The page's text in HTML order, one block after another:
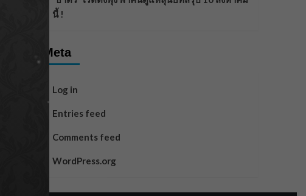
นี้ !
Meta
Log in
Entries feed
Comments feed
WordPress.org